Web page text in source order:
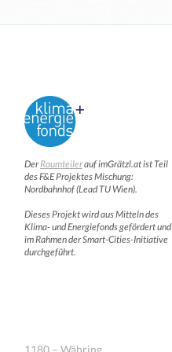
DerRaumteilerauf imGrätzl.at ist Teil
des F&E Projektes Mischung:
Nordbahnhof (Lead TU Wien).
Dieses Projekt wird aus Mitteln des
Klima- und Energiefonds gefördert und
im Rahmen der Smart-Cities-Initiative
durchgeführt.
1180 – Währing